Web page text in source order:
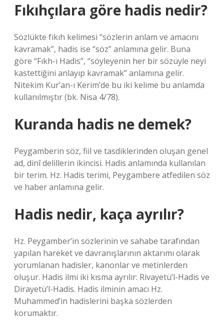
Fıkıhçılara göre hadis nedir?
Sözlükte fıkıh kelimesi “sözlerin anlam ve amacını
kavramak”, hadis ise “söz” anlamına gelir. Buna
göre “Fıkh-ı Hadis”, “söyleyenin her bir sözüyle neyi
kastettiğini anlayıp kavramak” anlamına gelir.
Nitekim Kur’an-ı Kerim’de bu iki kelime bu anlamda
kullanılmıştır (bk. Nisa 4/78).
Kuranda hadis ne demek?
Peygamberin söz, fiil ve tasdiklerinden oluşan genel
ad, dinî delillerin ikincisi. Hadis anlamında kullanılan
bir terim. Hz. Hadis terimi, Peygambere atfedilen söz
ve haber anlamına gelir.
Hadis nedir, kaça ayrılır?
Hz. Peygamber’in sözlerinin ve sahabe tarafından
yapılan hareket ve davranışlarının aktarımı olarak
yorumlanan hadisler, kanonlar ve metinlerden
oluşur. Hadis ilmi iki kısma ayrılır: Rivayetü’l-Hadis ve
Dirayetü’l-Hadis. Hadis ilminin amacı Hz.
Muhammed’in hadislerini başka sözlerden
korumaktır.